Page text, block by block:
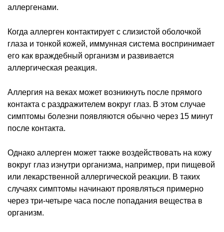
аллергенами.
Когда аллерген контактирует с слизистой оболочкой
глаза и тонкой кожей, иммунная система воспринимает
его как враждебный организм и развивается
аллергическая реакция.
Аллергия на веках может возникнуть после прямого
контакта с раздражителем вокруг глаз. В этом случае
симптомы болезни появляются обычно через 15 минут
после контакта.
Однако аллерген может также воздействовать на кожу
вокруг глаз изнутри организма, например, при пищевой
или лекарственной аллергической реакции. В таких
случаях симптомы начинают проявляться примерно
через три-четыре часа после попадания вещества в
организм.